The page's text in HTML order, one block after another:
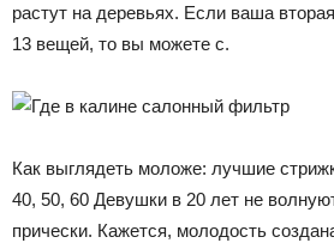
растут на деревьях. Если ваша
13 вещей, то вы можете с.
Как выглядеть моложе: лучшие
40, 50, 60 Девушки в 20 лет не
прически. Кажется, молодость